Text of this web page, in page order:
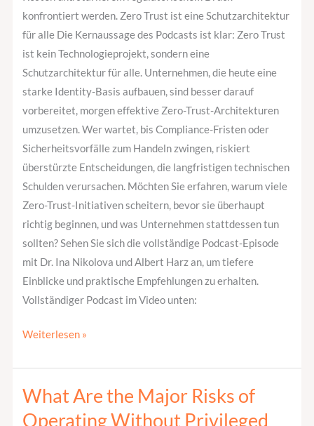
konfrontiert werden. Zero Trust ist eine Schutzarchitektur
für alle Die Kernaussage des Podcasts ist klar: Zero Trust
ist kein Technologieprojekt, sondern eine
Schutzarchitektur für alle. Unternehmen, die heute eine
starke Identity-Basis aufbauen, sind besser darauf
vorbereitet, morgen effektive Zero-Trust-Architekturen
umzusetzen. Wer wartet, bis Compliance-Fristen oder
Sicherheitsvorfälle zum Handeln zwingen, riskiert
überstürzte Entscheidungen, die langfristigen technischen
Schulden verursachen. Möchten Sie erfahren, warum viele
Zero-Trust-Initiativen scheitern, bevor sie überhaupt
richtig beginnen, und was Unternehmen stattdessen tun
sollten? Sehen Sie sich die vollständige Podcast-Episode
mit Dr. Ina Nikolova und Albert Harz an, um tiefere
Einblicke und praktische Empfehlungen zu erhalten.
Vollständiger Podcast im Video unten:
Weiterlesen »
What Are the Major Risks of
Operating Without Privileged
What
Are